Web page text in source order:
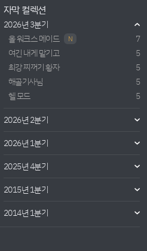
자막 컬렉션
2026년 3분기
올 워크스 메이드
N
7
여긴 내게 맡기고
5
최강 찌꺼기 황자
5
해골기사님
5
헬 모드
5
2026년 2분기
2026년 1분기
2025년 4분기
2015년 1분기
2014년 1분기